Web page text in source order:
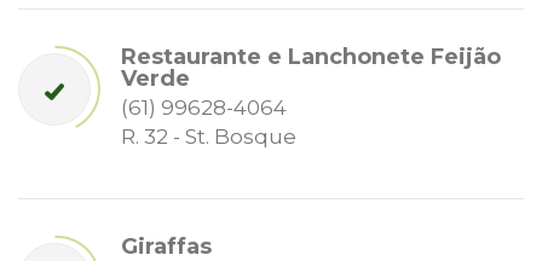
Restaurante e Lanchonete Feijão
Verde
(61) 99628-4064
R. 32 - St. Bosque
Giraffas